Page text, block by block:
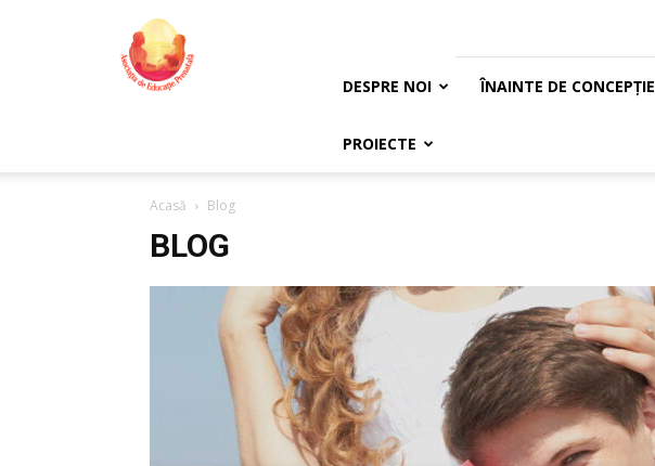
DESPRE NOI ÎNAINTE DE CONCEPȚIE
PROIECTE
Acasă Blog
BLOG